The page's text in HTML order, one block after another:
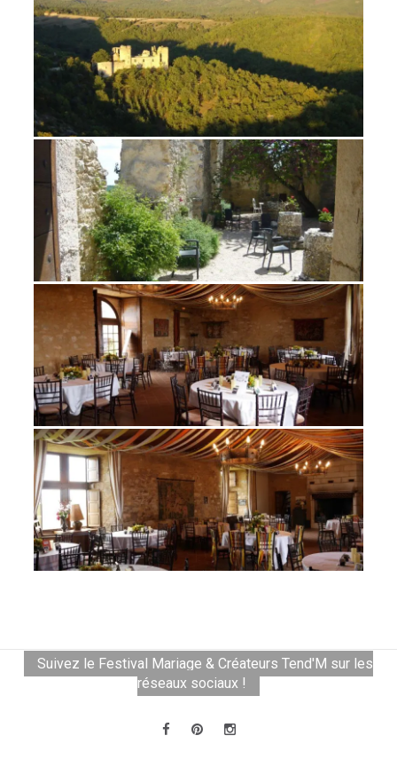
Suivez le Festival Mariage & Créateurs Tend'M sur les
réseaux sociaux !